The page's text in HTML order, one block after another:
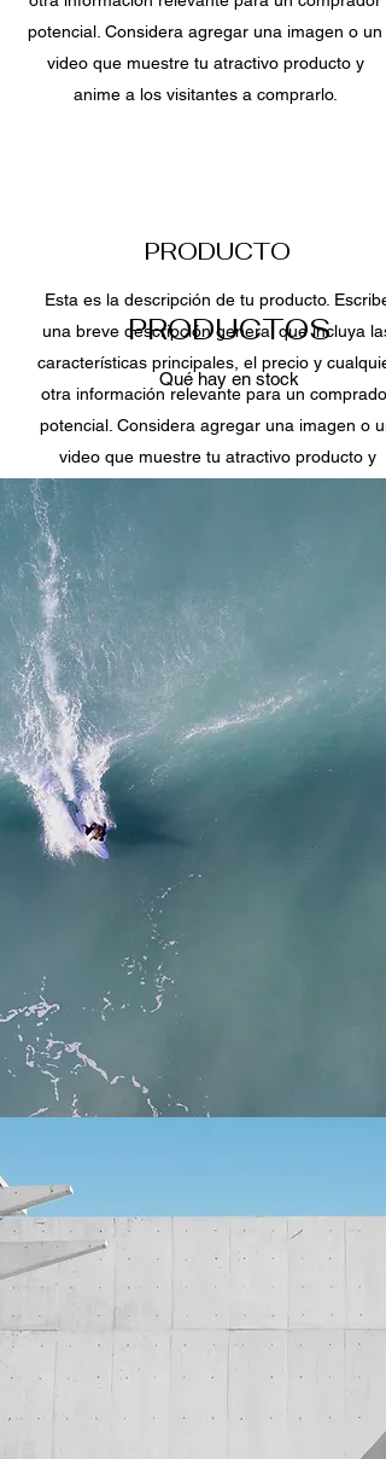
potencial. Considera agregar una imagen o un
video que muestre tu atractivo producto y
anime a los visitantes a comprarlo.
PRODUCTO
Esta es la descripción de tu producto. Escribe
una breve descripción general que incluya las
características principales, el precio y cualquier
otra información relevante para un comprador
potencial. Considera agregar una imagen o un
video que muestre tu atractivo producto y
PRODUCTOS
Qué hay en stock